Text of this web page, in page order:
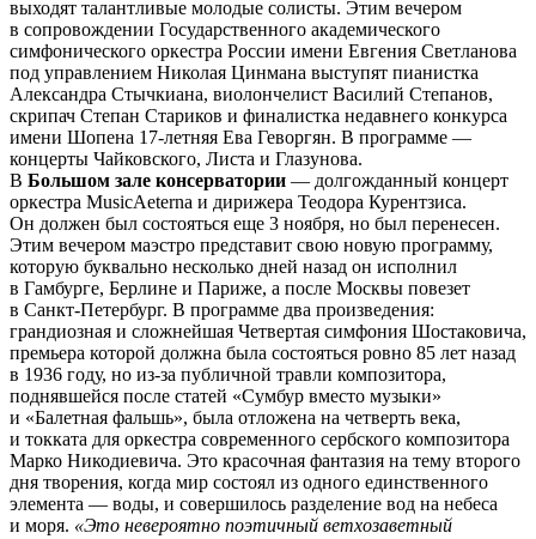
выходят талантливые молодые солисты. Этим вечером
в сопровождении Государственного академического
симфонического оркестра России имени Евгения Светланова
под управлением Николая Цинмана выступят пианистка
Александра Стычкиана, виолончелист Василий Степанов,
скрипач Степан Стариков и финалистка недавнего конкурса
имени Шопена 17-летняя Ева Геворгян. В программе —
концерты Чайковского, Листа и Глазунова.
В Большом зале консерватории — долгожданный концерт
оркестра MusicAeterna и дирижера Теодора Курентзиса.
Он должен был состояться еще 3 ноября, но был перенесен.
Этим вечером маэстро представит свою новую программу,
которую буквально несколько дней назад он исполнил
в Гамбурге, Берлине и Париже, а после Москвы повезет
в Санкт-Петербург. В программе два произведения:
грандиозная и сложнейшая Четвертая симфония Шостаковича,
премьера которой должна была состояться ровно 85 лет назад
в 1936 году, но из-за публичной травли композитора,
поднявшейся после статей «Сумбур вместо музыки»
и «Балетная фальшь», была отложена на четверть века,
и токката для оркестра современного сербского композитора
Марко Никодиевича. Это красочная фантазия на тему второго
дня творения, когда мир состоял из одного единственного
элемента — воды, и совершилось разделение вод на небеса
и моря. «Это невероятно поэтичный ветхозаветный